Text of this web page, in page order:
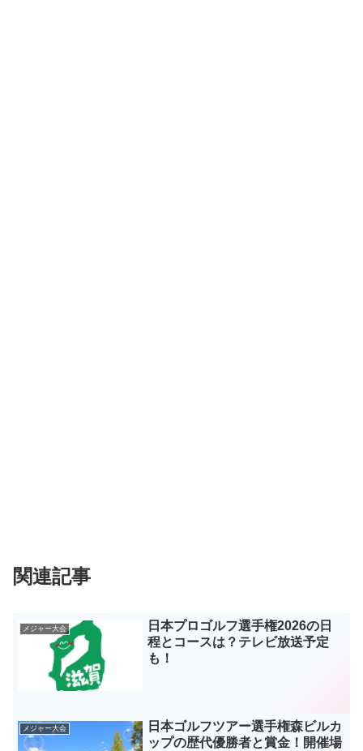
関連記事
メジャー大会
日本プロゴルフ選手権2026の日
程とコースは？テレビ放送予定
も！
メジャー大会
日本ゴルフツアー選手権森ビルカ
ップの歴代優勝者と賞金！開催場